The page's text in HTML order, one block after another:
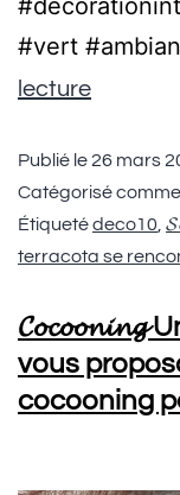
#vert
lecture
Publié le26 mars
Catégorisé comme
Étiquetédeco10,
terracota se
𝓒𝓸𝓬𝓸𝓸𝓷𝓲𝓷𝓰
vous
cocooning